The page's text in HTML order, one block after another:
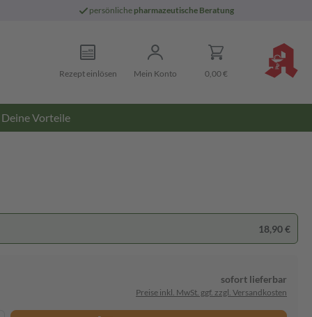
persönliche pharmazeutische Beratung
Rezept einlösen Mein Konto 0,00 €
Deine Vorteile
18,90 €
sofort lieferbar
Preise inkl. MwSt. ggf. zzgl. Versandkosten